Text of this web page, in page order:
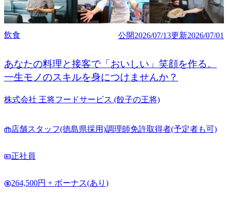
飲食 公開2026/07/13更新2026/07/01
あなたの料理と接客で「おいしい」笑顔を作る。
一生モノのスキルを身につけませんか？
株式会社 王将フードサービス (餃子の王将)
店舗スタッフ(徳島県採用)調理師免許取得者(予定者も可)
正社員
264,500円 + ボーナス(あり)